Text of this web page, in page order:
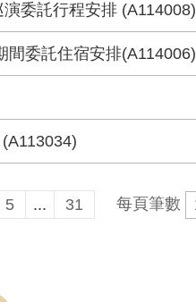
委託行程安排 (A114008)
委託住宿安排(A114006)
5 ... 31 每頁筆數